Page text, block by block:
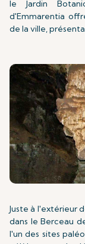
le Jardin
d'Emmarentia
de la ville,
Juste à l'extérieur
dans le Berceau
l'un des sites